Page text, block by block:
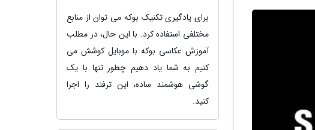
برای یادگیری تکنیک بوکه می توان از منابع
مختلفی استفاده کرد. با این حال، در مطلب
آموزش عکاسی بوکه با موبایل کوشش می
کنیم به شما یاد دهیم چطور تنها با یک
گوشی هوشمند ساده، این ترفند را اجرا
کنید.